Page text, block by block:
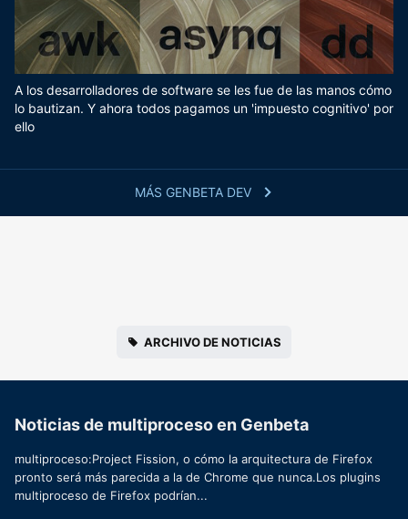
MÁS GENBETA DEV
A los desarrolladores de software se les fue de las manos cómo
lo bautizan. Y ahora todos pagamos un 'impuesto cognitivo' por
ello
ARCHIVO DE NOTICIAS
Noticias de multiproceso en Genbeta
multiproceso:Project Fission, o cómo la arquitectura de Firefox
pronto será más parecida a la de Chrome que nunca.Los plugins
multiproceso de Firefox podrían...